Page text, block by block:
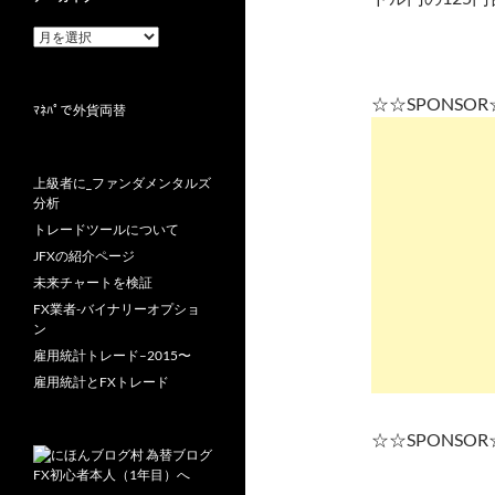
ア
ブ
ﾏﾈﾊﾟで外貨両替
上級者に_ファンダメンタルズ
分析
トレードツールについて
JFXの紹介ページ
未来チャートを検証
FX業者-バイナリーオプショ
ン
雇用統計トレード–2015〜
雇用統計とFXトレード